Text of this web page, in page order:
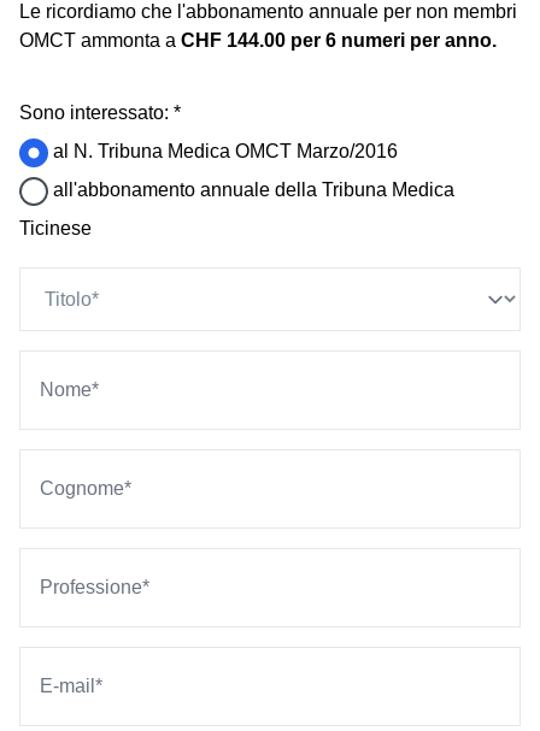
Le ricordiamo che l'abbonamento annuale per non membri
OMCT ammonta a CHF 144.00 per 6 numeri per anno.
Sono interessato: *
al N. Tribuna Medica OMCT Marzo/2016
all'abbonamento annuale della Tribuna Medica
Ticinese